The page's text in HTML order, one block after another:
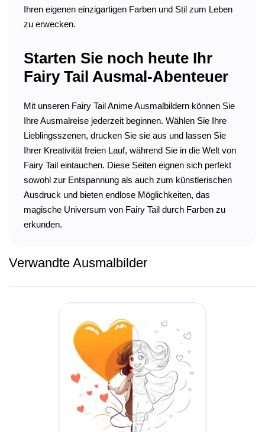
Ihren eigenen einzigartigen Farben und Stil zum Leben
zu erwecken.
Starten Sie noch heute Ihr
Fairy Tail Ausmal-Abenteuer
Mit unseren Fairy Tail Anime Ausmalbildern können Sie
Ihre Ausmalreise jederzeit beginnen. Wählen Sie Ihre
Lieblingsszenen, drucken Sie sie aus und lassen Sie
Ihrer Kreativität freien Lauf, während Sie in die Welt von
Fairy Tail eintauchen. Diese Seiten eignen sich perfekt
sowohl zur Entspannung als auch zum künstlerischen
Ausdruck und bieten endlose Möglichkeiten, das
magische Universum von Fairy Tail durch Farben zu
erkunden.
Verwandte Ausmalbilder